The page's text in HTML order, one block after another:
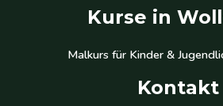
Kurse in
Malkurs für Kinder &
Kontakt